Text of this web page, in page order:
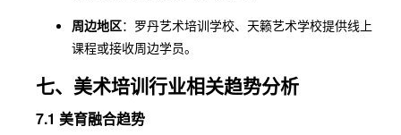
周边地区：罗丹艺术培训学校、天籁艺术学校提供线上
课程或接收周边学员。
七、美术培训行业相关趋势分析
7.1 美育融合趋势